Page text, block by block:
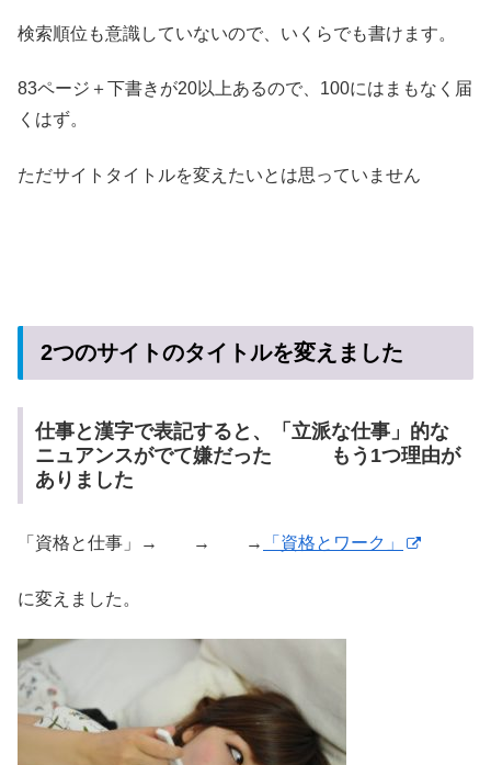
検索順位も意識していないので、いくらでも書けます。
83ページ＋下書きが20以上あるので、100にはまもなく届
くはず。
ただサイトタイトルを変えたいとは思っていません
2つのサイトのタイトルを変えました
仕事と漢字で表記すると、「立派な仕事」的な
ニュアンスがでて嫌だった もう1つ理由が
ありました
「資格と仕事」→ → → 「資格とワーク」
に変えました。